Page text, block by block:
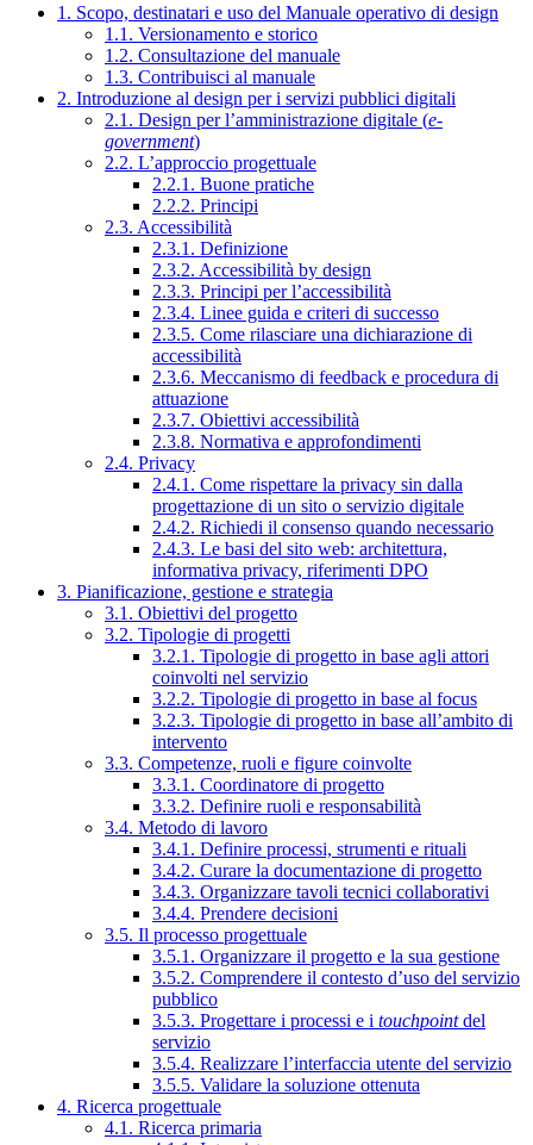
1. Scopo, destinatari e uso del Manuale operativo di design
1.1. Versionamento e storico
1.2. Consultazione del manuale
1.3. Contribuisci al manuale
2. Introduzione al design per i servizi pubblici digitali
2.1. Design per l’amministrazione digitale (e-
government)
2.2. L’approccio progettuale
2.2.1. Buone pratiche
2.2.2. Principi
2.3. Accessibilità
2.3.1. Definizione
2.3.2. Accessibilità by design
2.3.3. Principi per l’accessibilità
2.3.4. Linee guida e criteri di successo
2.3.5. Come rilasciare una dichiarazione di
accessibilità
2.3.6. Meccanismo di feedback e procedura di
attuazione
2.3.7. Obiettivi accessibilità
2.3.8. Normativa e approfondimenti
2.4. Privacy
2.4.1. Come rispettare la privacy sin dalla
progettazione di un sito o servizio digitale
2.4.2. Richiedi il consenso quando necessario
2.4.3. Le basi del sito web: architettura,
informativa privacy, riferimenti DPO
3. Pianificazione, gestione e strategia
3.1. Obiettivi del progetto
3.2. Tipologie di progetti
3.2.1. Tipologie di progetto in base agli attori
coinvolti nel servizio
3.2.2. Tipologie di progetto in base al focus
3.2.3. Tipologie di progetto in base all’ambito di
intervento
3.3. Competenze, ruoli e figure coinvolte
3.3.1. Coordinatore di progetto
3.3.2. Definire ruoli e responsabilità
3.4. Metodo di lavoro
3.4.1. Definire processi, strumenti e rituali
3.4.2. Curare la documentazione di progetto
3.4.3. Organizzare tavoli tecnici collaborativi
3.4.4. Prendere decisioni
3.5. Il processo progettuale
3.5.1. Organizzare il progetto e la sua gestione
3.5.2. Comprendere il contesto d’uso del servizio
pubblico
3.5.3. Progettare i processi e i touchpointdel
servizio
3.5.4. Realizzare l’interfaccia utente del servizio
3.5.5. Validare la soluzione ottenuta
4. Ricerca progettuale
4.1. Ricerca primaria